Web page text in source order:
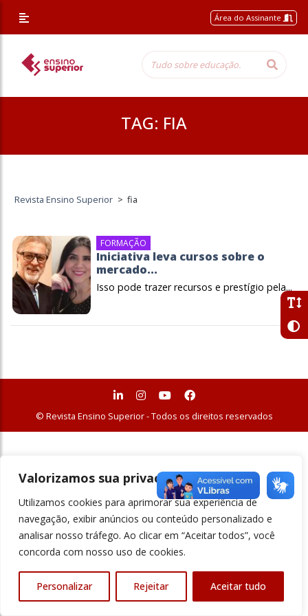
Valorizamos sua privacidade
Utilizamos cookies para aprimorar sua experiência de
navegação, exibir anúncios ou conteúdo personalizado e
analisar nosso tráfego. Ao clicar em “Aceitar todos”, você
concorda com nosso uso de cookies.
Personalizar Rejeitar Aceitar tudo
Área do Assinante
TAG: FIA
Revista Ensino Superior > fia
FORMAÇÃO
Iniciativa leva cursos sobre o
mercado...
Isso pode trazer recursos e prestígio pela...
© Revista Ensino Superior - Todos os direitos reservados